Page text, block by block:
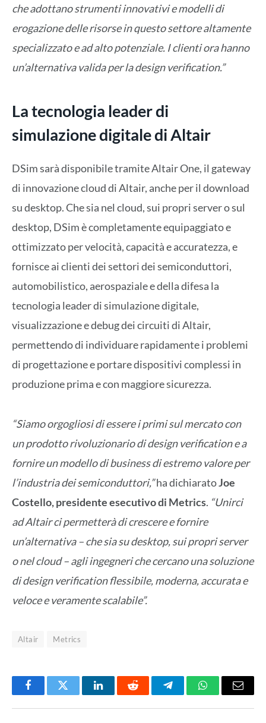
che adottano strumenti innovativi e modelli di
erogazione delle risorse in questo settore altamente
specializzato e ad alto potenziale. I clienti ora hanno
un’alternativa valida per la design verification.”
La tecnologia leader di
simulazione digitale di Altair
DSim sarà disponibile tramite Altair One, il gateway
di innovazione cloud di Altair, anche per il download
su desktop. Che sia nel cloud, sui propri server o sul
desktop, DSim è completamente equipaggiato e
ottimizzato per velocità, capacità e accuratezza, e
fornisce ai clienti dei settori dei semiconduttori,
automobilistico, aerospaziale e della difesa la
tecnologia leader di simulazione digitale,
visualizzazione e debug dei circuiti di Altair,
permettendo di individuare rapidamente i problemi
di progettazione e portare dispositivi complessi in
produzione prima e con maggiore sicurezza.
“Siamo orgogliosi di essere i primi sul mercato con
un prodotto rivoluzionario di design verification e a
fornire un modello di business di estremo valore per
l’industria dei semiconduttori,”ha dichiaratoJoe
Costello, presidente esecutivo di Metrics. “Unirci
ad Altair ci permetterà di crescere e fornire
un’alternativa – che sia su desktop, sui propri server
o nel cloud – agli ingegneri che cercano una soluzione
di design verification flessibile, moderna, accurata e
veloce e veramente scalabile”.
Altair Metrics
FacebookTwitter LinkedInReddit TelegramWhatsAppEmail